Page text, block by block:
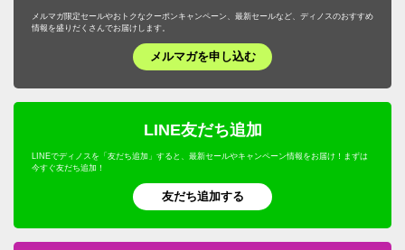
メルマガ限定セールやおトクなクーポンキャンペーン、最新セールなど、ディノスのおすすめ
情報を盛りだくさんでお届けします。
メルマガを申し込む
LINE友だち追加
LINEでディノスを「友だち追加」すると、最新セールやキャンペーン情報をお届け！まずは
今すぐ友だち追加！
友だち追加する